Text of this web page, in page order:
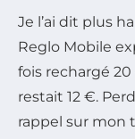
Je l’ai dit plus
Reglo Mobile
fois rechargé 20
restait 12 €.
rappel sur mon